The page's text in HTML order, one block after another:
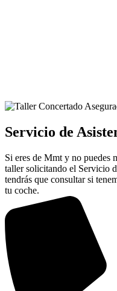
Servicio de
Si eres de Mmt y no puedes
taller solicitando el Servicio
tendrás que consultar si
tu coche.